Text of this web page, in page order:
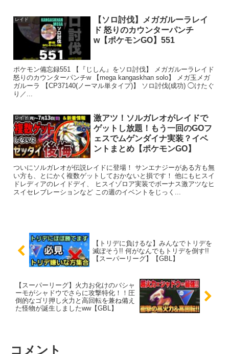
レイド
【ソロ討伐】メガガルーラレイ
ド 怒りのカウンターパンチ
w【ポケモンGO】551
ポケモン備忘録551 【『じしん』をソロ討伐】 メガガルーラレイド
怒りのカウンターパンチw 【mega kangaskhan solo】 メガ玉メガ
ガルーラ 【CP37140(ノーマル単タイプ)】 ソロ討伐(成功) ◯けたぐ
り／...
レイド
激アツ！ソルガレオがレイドで
ゲットし放題！もう一回のGOフ
ェスでムゲンダイナ実装？イベ
ントまとめ【ポケモンGO】
ついにソルガレオが伝説レイドに登場！ サンエナジーがある方も無
い方も、とにかく複数ゲットしておかないと損です！ 他にもヒスイ
ドレディアのレイドデイ、 ヒスイゾロア実装でボーナス激アツなヒ
スイセレブレーションなど この週のイベントをじっく...
【トリデに負けるな】みんなでトリデを
滅ぼそう!! 何がなんでもトリデを倒す!!
【スーパーリーグ】【GBL】
【スーパーリーグ】火力お化けのバシャ
ーモがシャドウでさらに攻撃特化！！圧
倒的なゴリ押し火力と高回転を兼ね備え
た怪物が誕生しましたww【GBL】
コメント